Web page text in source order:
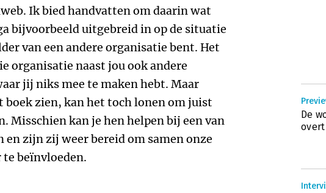
Ik bied handvatten om daarin wat
bijvoorbeeld uitgebreid in op de situatie
van een andere organisatie bent. Het
organisatie naast jou ook andere
jij niks mee te maken hebt. Maar
boek zien, kan het toch lonen om juist
Misschien kan je hen helpen bij een van
en zijn zij weer bereid om samen onze
te beïnvloeden.
De